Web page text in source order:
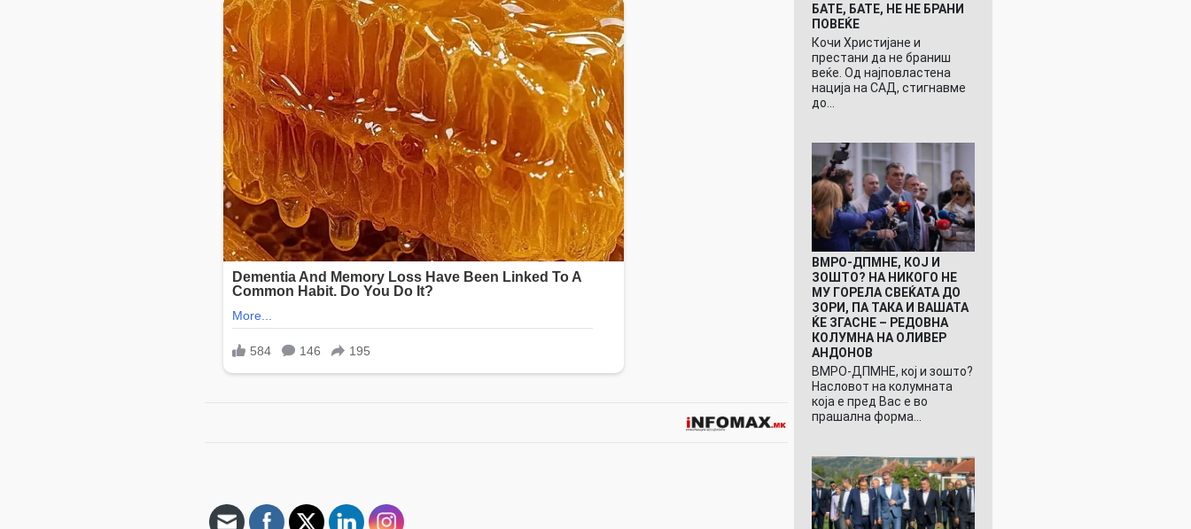
БАТЕ, БАТЕ, НЕ НЕ БРАНИ
ПОВЕЌЕ
Кочи Христијане и
престани да не браниш
веќе. Од најповластена
нација на САД, стигнавме
до…
ВМРО-ДПМНЕ, КОЈ И
ЗОШТО? НА НИКОГО НЕ
МУ ГОРЕЛА СВЕЌАТА ДО
ЗОРИ, ПА ТАКА И ВАШАТА
ЌЕ ЗГАСНЕ – РЕДОВНА
КОЛУМНА НА ОЛИВЕР
АНДОНОВ
ВМРО-ДПМНЕ, кој и зошто?
Насловот на колумната
која е пред Вас е во
прашална форма…